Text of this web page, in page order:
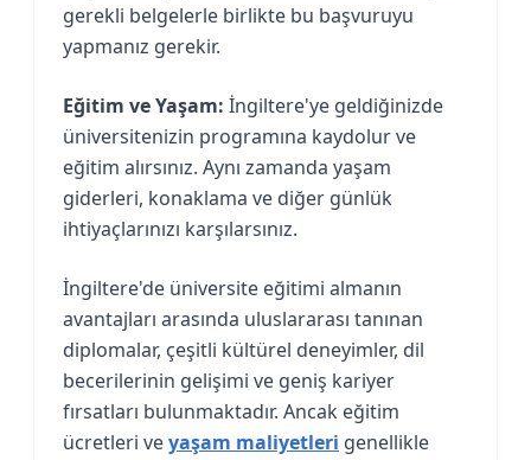
gerekli belgelerle birlikte bu başvuruyu
yapmanız gerekir.
Eğitim ve Yaşam: İngiltere'ye geldiğinizde
üniversitenizin programına kaydolur ve
eğitim alırsınız. Aynı zamanda yaşam
giderleri, konaklama ve diğer günlük
ihtiyaçlarınızı karşılarsınız.
İngiltere'de üniversite eğitimi almanın
avantajları arasında uluslararası tanınan
diplomalar, çeşitli kültürel deneyimler, dil
becerilerinin gelişimi ve geniş kariyer
fırsatları bulunmaktadır. Ancak eğitim
ücretleri veyaşam maliyetleri genellikle